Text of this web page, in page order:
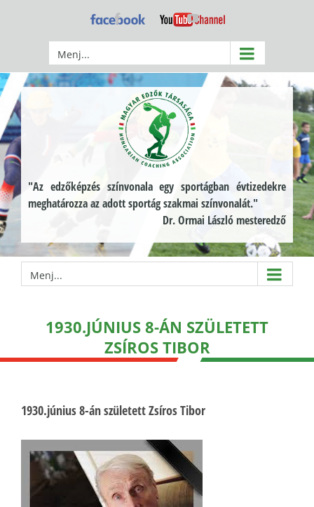
Facebook YouTube
Menj...
"Az edzőképzés színvonala egy sportágban évtizedekre
meghatározza az adott sportág szakmai színvonalát."
Dr. Ormai László mesteredző
Menj...
1930.JÚNIUS 8-ÁN SZÜLETETT
ZSÍROS TIBOR
1930.június 8-án született Zsíros Tibor